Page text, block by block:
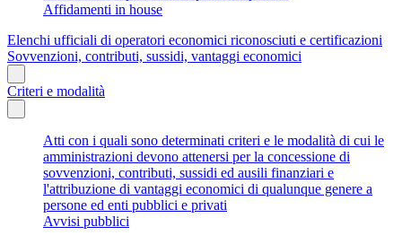
Affidamenti in house
Elenchi ufficiali di operatori economici riconosciuti e certificazioni
Sovvenzioni, contributi, sussidi, vantaggi economici
Criteri e modalità
Atti con i quali sono determinati criteri e le modalità di cui le
amministrazioni devono attenersi per la concessione di
sovvenzioni, contributi, sussidi ed ausili finanziari e
l'attribuzione di vantaggi economici di qualunque genere a
persone ed enti pubblici e privati
Avvisi pubblici